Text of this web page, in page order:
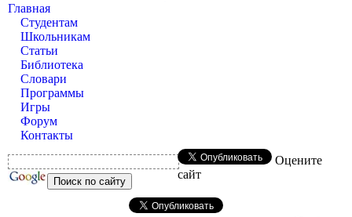
Главная
Студентам
Школьникам
Статьи
Библиотека
Словари
Программы
Игры
Форум
Контакты
Оцените
сайт